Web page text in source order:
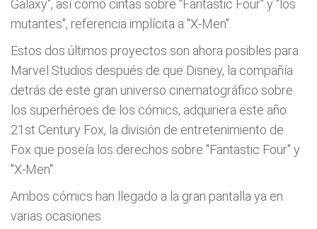
Galaxy", así como cintas sobre "Fantastic Four" y "los
mutantes", referencia implícita a "X-Men".
Estos dos últimos proyectos son ahora posibles para
Marvel Studios después de que Disney, la compañía
detrás de este gran universo cinematográfico sobre
los superhéroes de los cómics, adquiriera este año
21st Century Fox, la división de entretenimiento de
Fox que poseía los derechos sobre "Fantastic Four" y
"X-Men".
Ambos cómics han llegado a la gran pantalla ya en
varias ocasiones.